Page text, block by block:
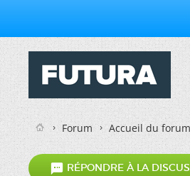
Forum Accueil du forum
 RÉPONDRE À LA